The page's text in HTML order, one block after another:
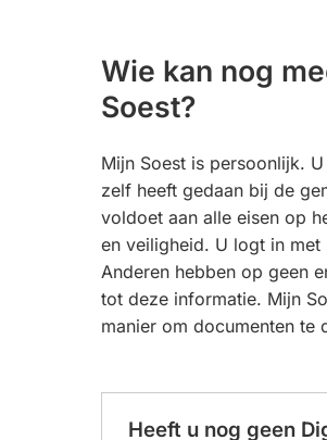
Wie kan nog
Soest?
Mijn Soest is persoonlijk.
zelf heeft gedaan bij de
voldoet aan alle eisen op
en veiligheid. U logt in met
Anderen hebben op geen
tot deze informatie. Mijn
manier om documenten te
Heeft u nog geen